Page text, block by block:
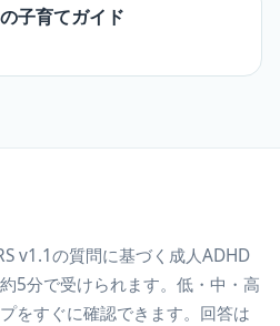
子育てガイド
v1.1の質問に基づく成人ADHD
5分で受けられます。低・中・高
をすぐに確認できます。回答は